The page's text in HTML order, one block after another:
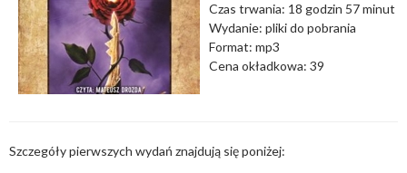
Czas trwania: 18 godzin 57 minut
Wydanie: pliki do pobrania
Format: mp3
Cena okładkowa: 39
Szczegóły pierwszych wydań znajdują się poniżej: